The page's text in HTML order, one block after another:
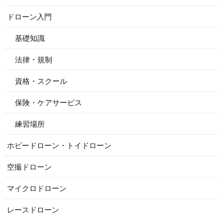
ドローン入門
基礎知識
法律・規制
資格・スクール
保険・ケアサービス
練習場所
ホビードローン・トイドローン
空撮ドローン
マイクロドローン
レースドローン